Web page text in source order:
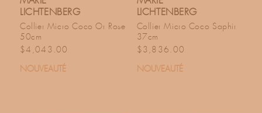
LICHTENBERG
Collier Micro Coco Or Rose
50cm
Prix habituel
$4,043.00
NOUVEAUTÉ
LICHTENBERG
Collier Micro Coco Saphir
37cm
Prix habituel
$3,836.00
NOUVEAUTÉ